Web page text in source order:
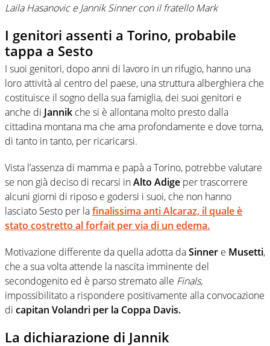
Laila Hasanovic e Jannik Sinner con il fratello Mark
I genitori assenti a Torino, probabile
tappa a Sesto
I suoi genitori, dopo anni di lavoro in un rifugio, hanno una
loro attività al centro del paese, una struttura alberghiera che
costituisce il sogno della sua famiglia, dei suoi genitori e
anche di Jannik che si è allontana molto presto dalla
cittadina montana ma che ama profondamente e dove torna,
di tanto in tanto, per ricaricarsi.
Vista l’assenza di mamma e papà a Torino, potrebbe valutare
se non già deciso di recarsi inAlto Adige per trascorrere
alcuni giorni di riposo e godersi i suoi, che non hanno
lasciato Sesto per lafinalissima antiAlcaraz, il quale è
stato costretto al forfait per via di un edema.
Motivazione differente da quella adotta daSinner e Musetti,
che a sua volta attende la nascita imminente del
secondogenito ed è parso stremato alle Finals,
impossibilitato a rispondere positivamente alla convocazione
di capitan Volandri per la Coppa Davis.
La dichiarazione di Jannik